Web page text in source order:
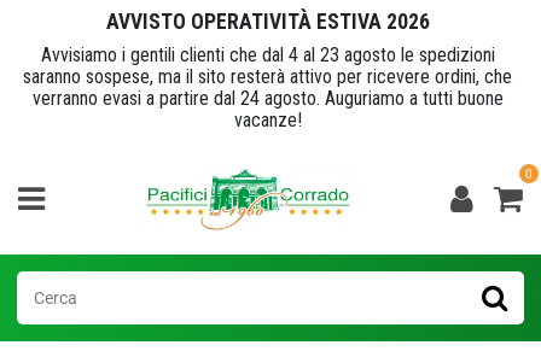
AVVISTO OPERATIVITÀ ESTIVA 2026
Avvisiamo i gentili clienti che dal 4 al 23 agosto le spedizioni
saranno sospese, ma il sito resterà attivo per ricevere ordini, che
verranno evasi a partire dal 24 agosto. Auguriamo a tutti buone
vacanze!
0